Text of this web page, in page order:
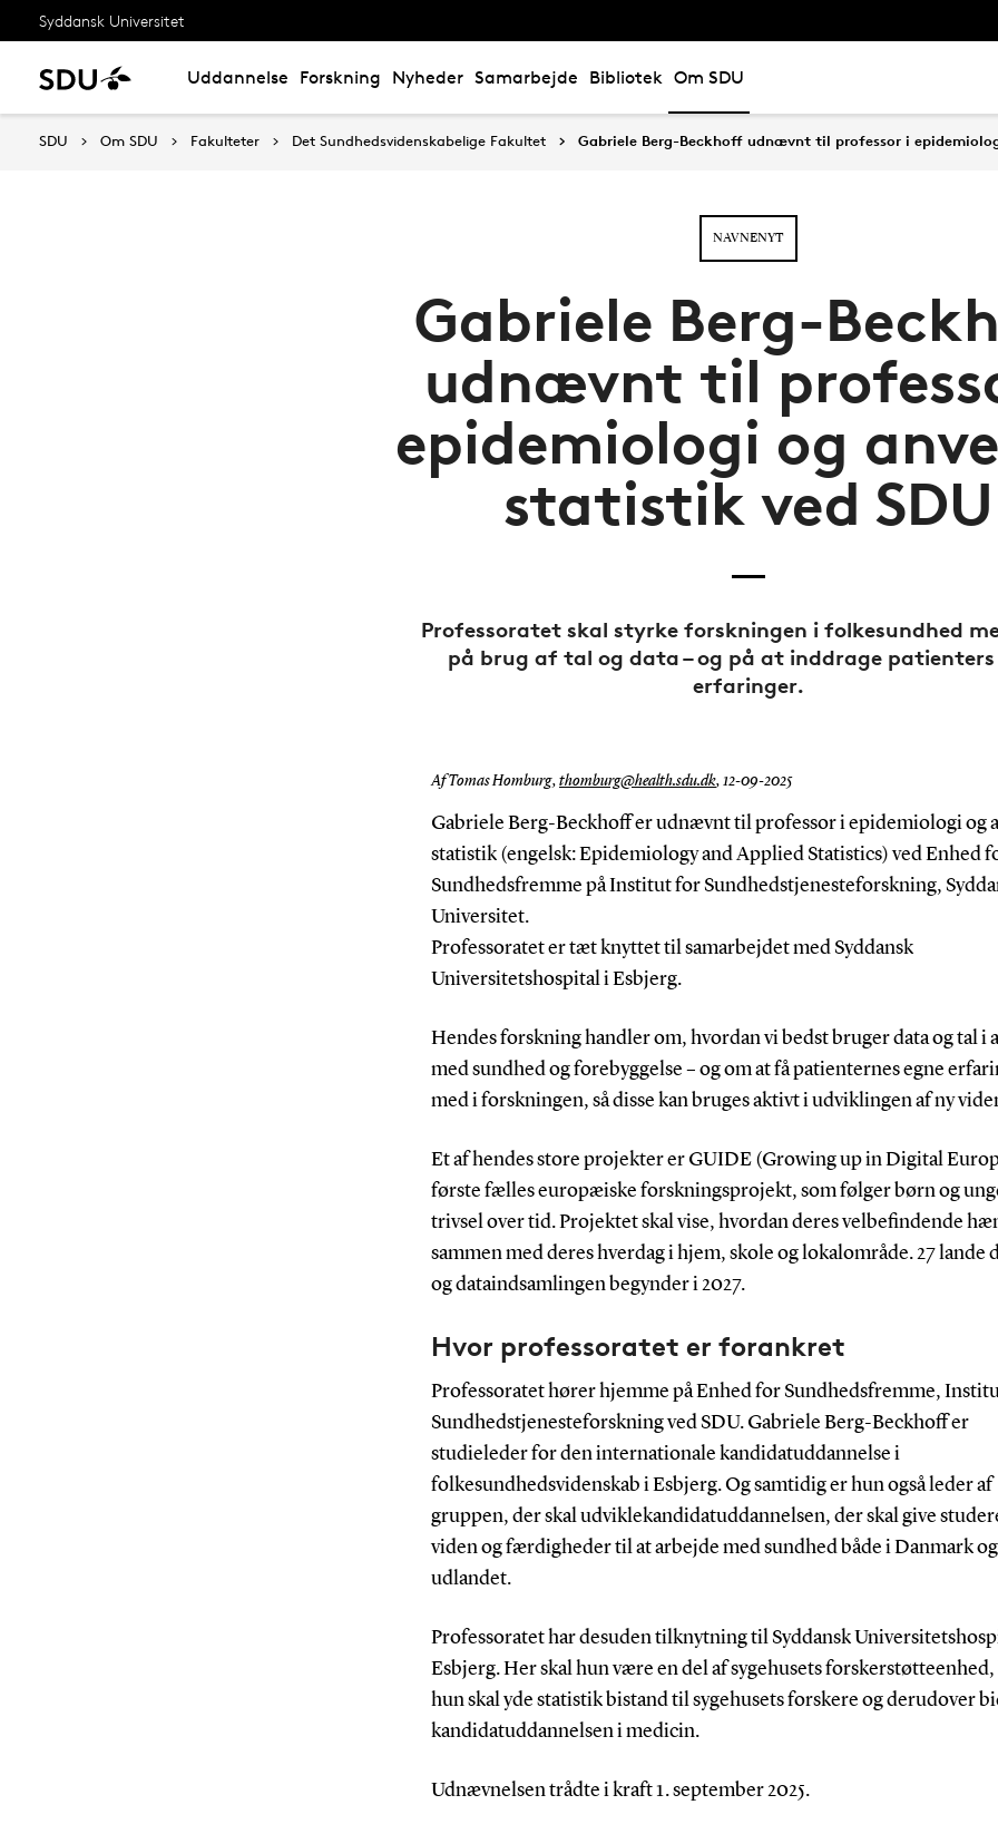
Syddansk Universitet
Uddannelse Forskning Nyheder Samarbejde Bibliotek Om SDU
SDU Om SDU Fakulteter Det Sundhedsvidenskabelige Fakultet Gabriele Berg-Beckhoff udnævnt til professor i
NAVNENYT
Gabriele Berg-
udnævnt til
epidemiologi og
statistik ved SDU
Professoratet skal styrke forskningen i folkesundhed
på brug af tal og data – og på at inddrage patienters
erfaringer.
Af Tomas Homburg, thomburg@health.sdu.dk, 12-09-2025
Gabriele Berg-Beckhoff er udnævnt til professor i epidemiologi og
statistik (engelsk: Epidemiology and Applied Statistics) ved Enhed
Sundhedsfremme på Institut for Sundhedstjenesteforskning,
Universitet.
Professoratet er tæt knyttet til samarbejdet med Syddansk
Universitetshospital i Esbjerg.
Hendes forskning handler om, hvordan vi bedst bruger data og tal i
med sundhed og forebyggelse – og om at få patienternes egne
med i forskningen, så disse kan bruges aktivt i udviklingen af ny
Et af hendes store projekter er GUIDE (Growing up in Digital
første fælles europæiske forskningsprojekt, som følger børn og
trivsel over tid. Projektet skal vise, hvordan deres velbefindende
sammen med deres hverdag i hjem, skole og lokalområde. 27 lande
og dataindsamlingen begynder i 2027.
Hvor professoratet er forankret
Professoratet hører hjemme på Enhed for Sundhedsfremme,
Sundhedstjenesteforskning ved SDU. Gabriele Berg-Beckhoff er
studieleder for den internationale kandidatuddannelse i
folkesundhedsvidenskab i Esbjerg. Og samtidig er hun også leder af
gruppen, der skal udviklekandidatuddannelsen, der skal give
viden og færdigheder til at arbejde med sundhed både i Danmark
udlandet.
Professoratet har desuden tilknytning til Syddansk
Esbjerg. Her skal hun være en del af sygehusets
hun skal yde statistik bistand til sygehusets forskere og derudover
kandidatuddannelsen i medicin.
Udnævnelsen trådte i kraft 1. september 2025.